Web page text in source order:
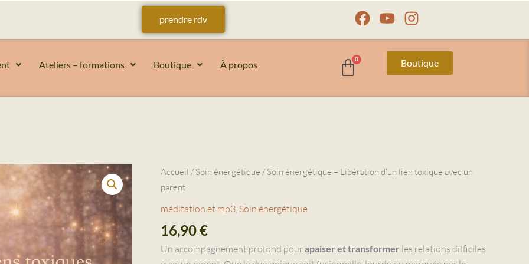
prendre rdv Facebook
YoutubeInstagram
Ateliers – formations Boutique À propos Boutique
Accueil / Soin énergétique / Soin énergétique – Libération d’un lien toxique avec un
parent
méditation et mp3 Soin énergétique
16,90€
Un accompagnement profond pourapaiser et transformer les relations difficiles
quantité
de
Soin
-
Libération